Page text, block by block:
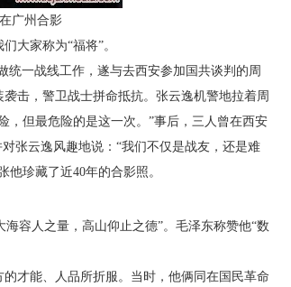
广州合影
大家称为“福将”。
一战线工作，遂与去西安参加国共谈判的周
击，警卫战士拼命抵抗。张云逸机警地拉着周
，但最危险的是这一次。”事后，三人曾在西安
张云逸风趣地说：“我们不仅是战友，还是难
珍藏了近40年的合影照。
容人之量，高山仰止之德”。毛泽东称赞他“数
才能、人品所折服。当时，他俩同在国民革命